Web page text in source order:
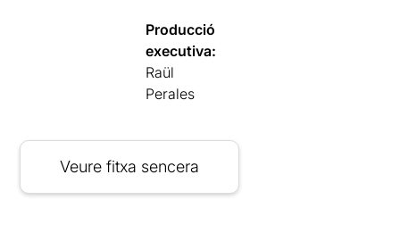
Producció
executiva:
Raül
Perales
Veure fitxa sencera